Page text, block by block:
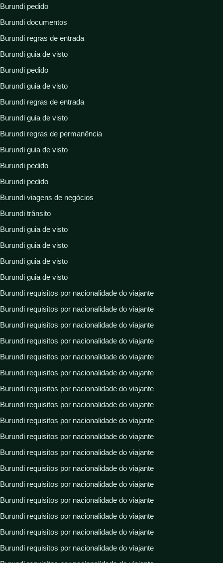
Burundi pedido
Burundi documentos
Burundi regras de entrada
Burundi guia de visto
Burundi pedido
Burundi guia de visto
Burundi regras de entrada
Burundi guia de visto
Burundi regras de permanência
Burundi guia de visto
Burundi pedido
Burundi pedido
Burundi viagens de negócios
Burundi trânsito
Burundi guia de visto
Burundi guia de visto
Burundi guia de visto
Burundi guia de visto
Burundi requisitos por nacionalidade do viajante
Burundi requisitos por nacionalidade do viajante
Burundi requisitos por nacionalidade do viajante
Burundi requisitos por nacionalidade do viajante
Burundi requisitos por nacionalidade do viajante
Burundi requisitos por nacionalidade do viajante
Burundi requisitos por nacionalidade do viajante
Burundi requisitos por nacionalidade do viajante
Burundi requisitos por nacionalidade do viajante
Burundi requisitos por nacionalidade do viajante
Burundi requisitos por nacionalidade do viajante
Burundi requisitos por nacionalidade do viajante
Burundi requisitos por nacionalidade do viajante
Burundi requisitos por nacionalidade do viajante
Burundi requisitos por nacionalidade do viajante
Burundi requisitos por nacionalidade do viajante
Burundi requisitos por nacionalidade do viajante